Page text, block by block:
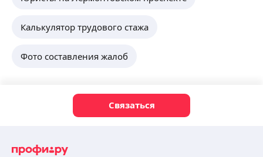
Калькулятор трудового стажа
Фото составления жалоб
Связаться